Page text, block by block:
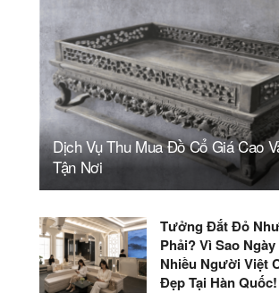
Dịch Vụ Thu Mua Đồ Cổ Giá Cao
Tận Nơi
Tưởng Đắt Đỏ
Phải? Vì Sao
Nhiều Người Việt
Đẹp Tại Hàn Quốc!